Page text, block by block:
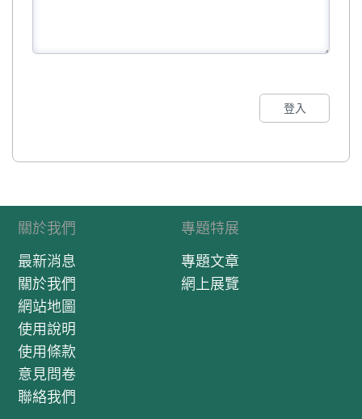
登入
關於我們
最新消息
關於我們
網站地圖
使用說明
使用條款
意見問卷
聯絡我們
專題特展
專題文章
網上展覽